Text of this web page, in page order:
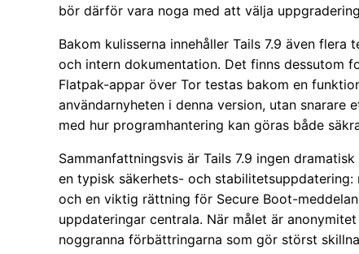
bör därför vara noga med att välja
Bakom kulisserna innehåller Tails 7.9 även
och intern dokumentation. Det finns dessutom
Flatpak-appar över Tor testas bakom en
användarnyheten i denna version, utan
med hur programhantering kan göras både
Sammanfattningsvis är Tails 7.9 ingen
en typisk säkerhets- och
och en viktig rättning för Secure Boot-
uppdateringar centrala. När målet är
noggranna förbättringarna som gör störst